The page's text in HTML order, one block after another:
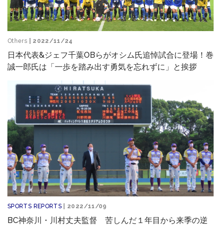
Others | 2022/11/24
日本代表&ジェフ千葉OBらがオシム氏追悼試合に登場！巻
誠一郎氏は「一歩を踏み出す勇気を忘れずに」と挨拶
SPORTS REPORTS | 2022/11/09
BC神奈川・川村丈夫監督 苦しんだ１年目から来季の逆